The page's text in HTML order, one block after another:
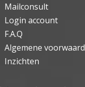
Mailconsult
Login account
F.A.Q
Algemene
Inzichten